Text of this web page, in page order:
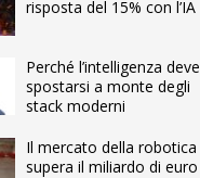
risposta del 15% con l’IA
Perché l’intelligenza deve
spostarsi a monte degli
stack moderni
Il mercato della robotica
supera il miliardo di euro